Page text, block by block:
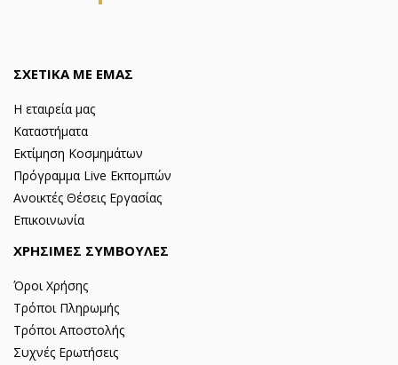
ΣΧΕΤΙΚΑ ΜΕ ΕΜΑΣ
Η εταιρεία μας
Καταστήματα
Εκτίμηση Κοσμημάτων
Πρόγραμμα Live Εκπομπών
Ανοικτές Θέσεις Εργασίας
Επικοινωνία
ΧΡΗΣΙΜΕΣ ΣΥΜΒΟΥΛΕΣ
Όροι Χρήσης
Τρόποι Πληρωμής
Τρόποι Αποστολής
Συχνές Ερωτήσεις